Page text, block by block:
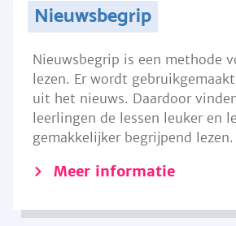
Nieuwsbegrip
Nieuwsbegrip is een methode
lezen. Er wordt
uit het nieuws. Daardoor
leerlingen de lessen leuker en
gemakkelijker begrijpend lezen.
Meer informatie